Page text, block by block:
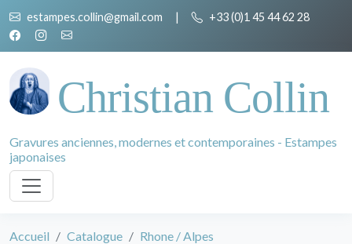
estampes.collin@gmail.com | +33 (0)1 45 44 62 28
Christian Collin
Gravures anciennes, modernes et contemporaines - Estampes
japonaises
Accueil Catalogue
Rhone / Alpes